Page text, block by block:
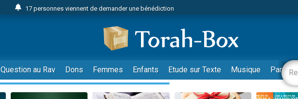
17 personnes viennent de demander une bénédiction
Il reste 49 places pour étudier en groupe sur Zoom
23 personnes viennent de faire un don pour Diane, 80 ans, dans un appartement insalubre
Eva vient de donner son Maasser
4 personnes viennent de nous rejoindre sur WhatsApp
3 personnes viennent de nous rejoindre sur WhatsApp
Question au Rav Dons Femmes Enfants Etude sur Texte Musique Paracha